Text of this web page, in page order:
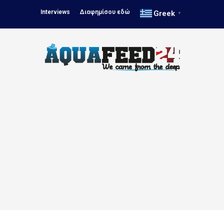
Interviews Διαφημίσου εδώ Greek ▼